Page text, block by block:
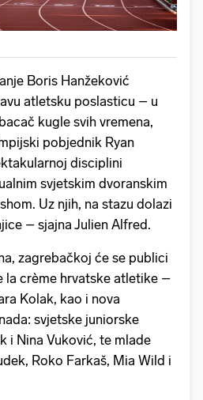
Boris Hanžeković
atletsku poslasticu – u
kugle svih vremena,
pobjednik Ryan
disciplini
svjetskim dvoranskim
Uz njih, na stazu dolazi
– sjajna Julien Alfred.
zagrebačkoj će se publici
la crème hrvatske atletike –
Kolak, kao i nova
svjetske juniorske
i Nina Vuković, te mlade
Roko Farkaš, Mia Wild i